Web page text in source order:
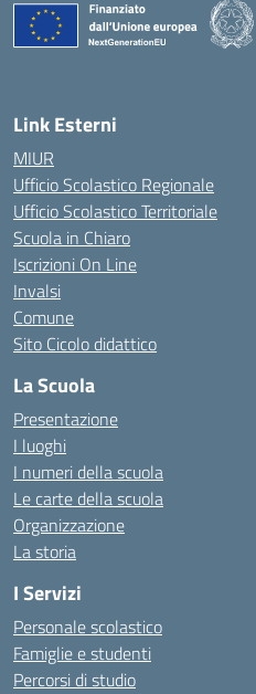
Link Esterni
MIUR
Ufficio Scolastico Regionale
Ufficio Scolastico Territoriale
Scuola in Chiaro
Iscrizioni On Line
Invalsi
Comune
Sito Cicolo didattico
La Scuola
Presentazione
I luoghi
I numeri della scuola
Le carte della scuola
Organizzazione
La storia
I Servizi
Personale scolastico
Famiglie e studenti
Percorsi di studio